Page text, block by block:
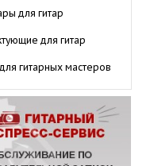
для гитар
для гитар
гитарных мастеров